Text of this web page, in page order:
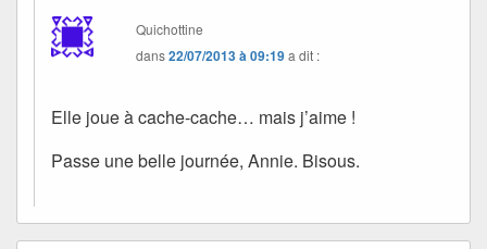
Quichottine
dans22/07/2013 à 09:19a dit :
Elle joue à cache-cache… mais j’aime !
Passe une belle journée, Annie. Bisous.